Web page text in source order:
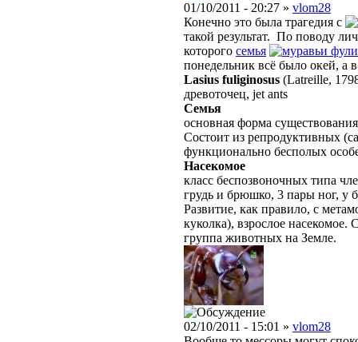
01/10/2011 - 20:27 » vlom28
Конечно это была трагедия с
такой результат. По поводу
которого семья
понедельник всё было окей, а
Lasius fuliginosus (Latreille,
древоточец, jet ants
Семья
основная форма
Состоит из репродуктивных
функционально бесполых
Насекомое
класс беспозвоночных типа
грудь и брюшко, 3 пары ног, у
Развитие, как правило, с
куколка), взрослое насекомое.
группа животных на Земле.
02/10/2011 - 15:01 » vlom28